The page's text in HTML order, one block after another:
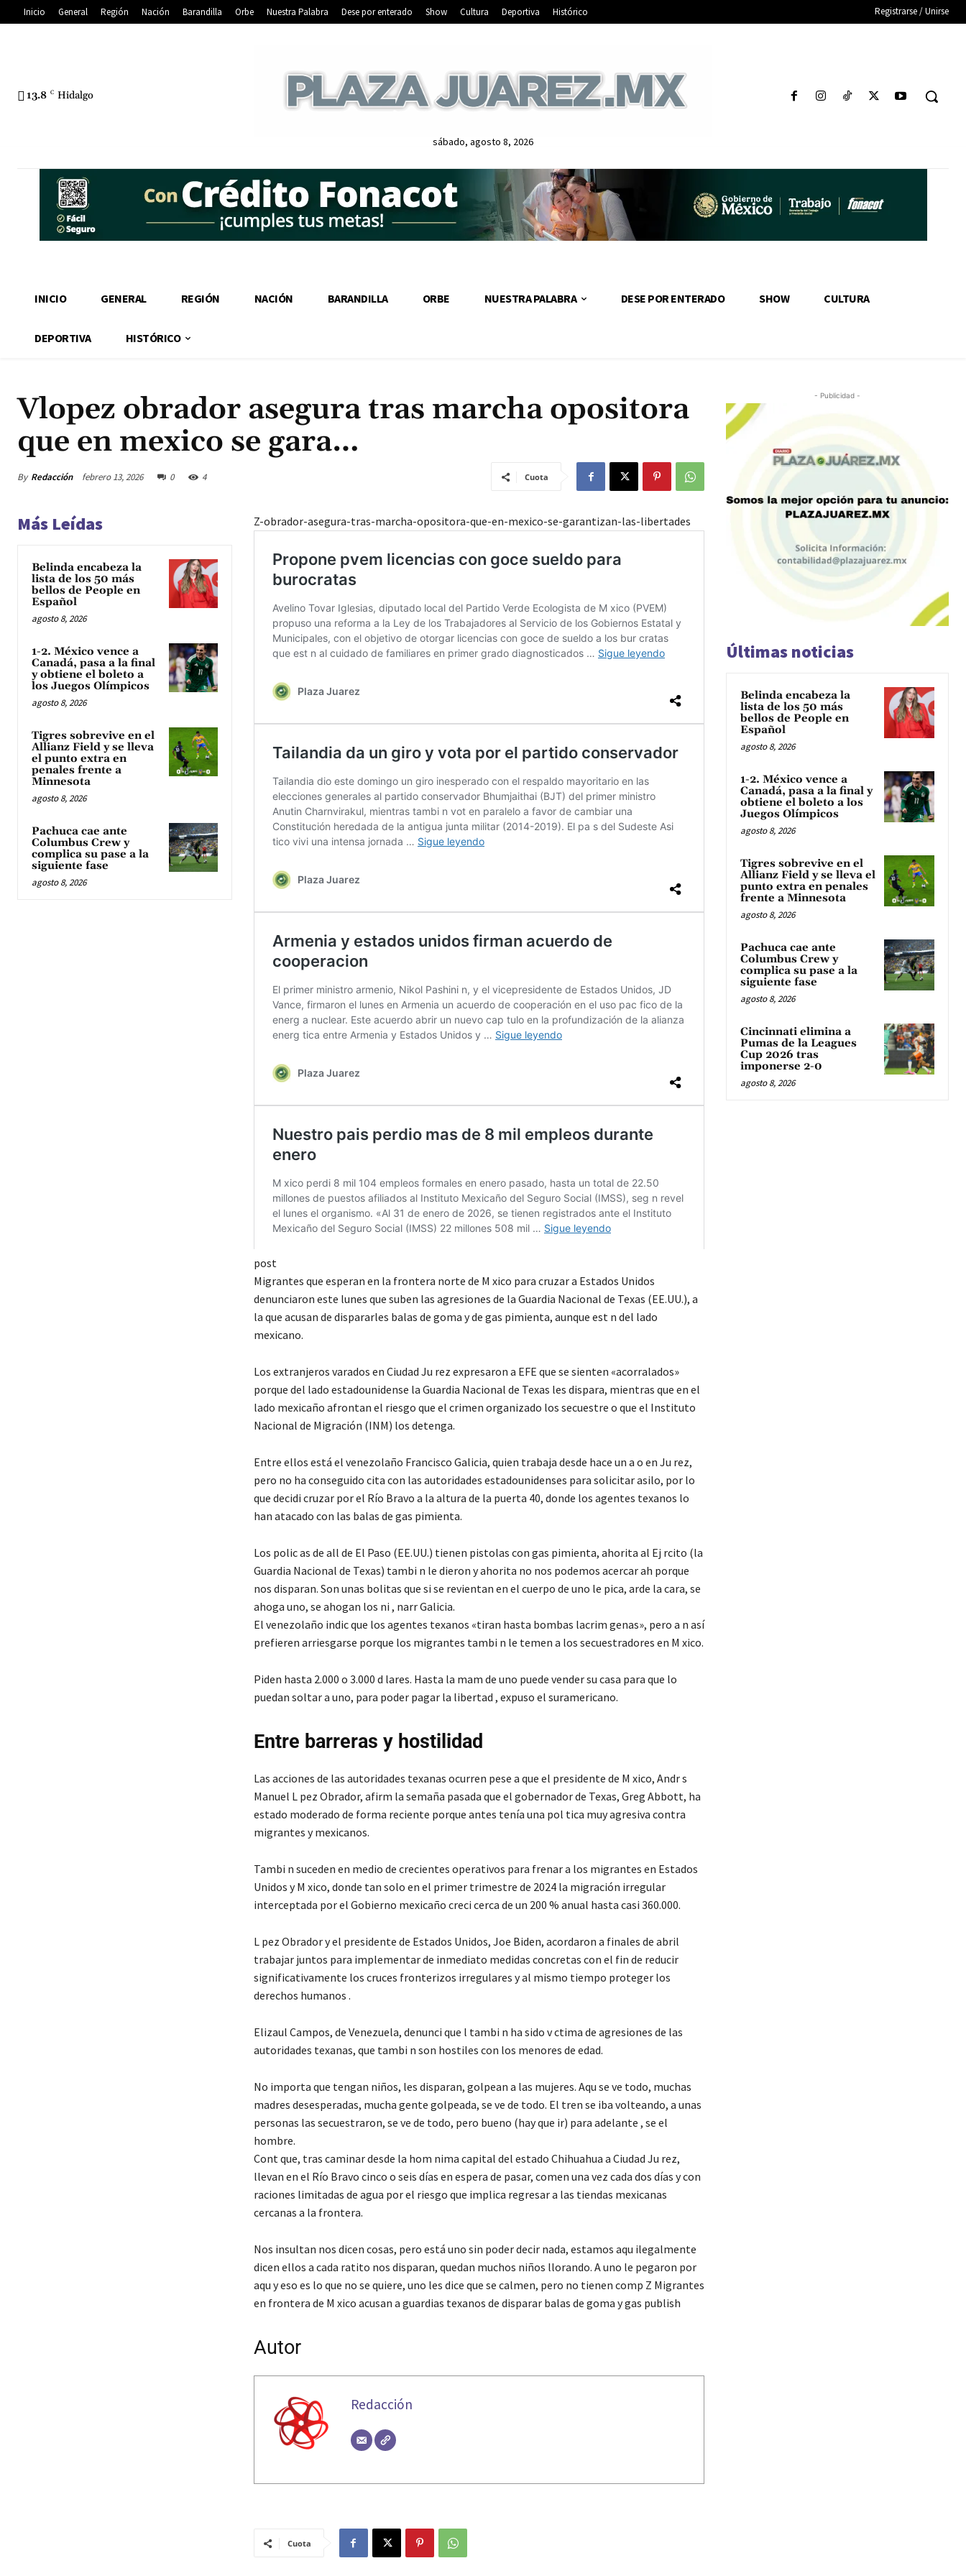
Inicio General Región Nación Barandilla Orbe Nuestra Palabra Dese por enterado Show Cultura Deportiva Histórico Registrarse / Unirse
13.8 C Hidalgo
sábado, agosto 8, 2026
INICIO GENERAL REGIÓN NACIÓN BARANDILLA ORBE NUESTRA PALABRA DESE POR ENTERADO SHOW CULTURA
DEPORTIVA HISTÓRICO
Vlopez obrador asegura tras marcha opositora
que en mexico se gara…
By Redacción febrero 13, 2026 0 4 Cuota
Más Leídas
Belinda encabeza la
lista de los 50 más
bellos de People en
Español
agosto 8, 2026
1-2. México vence a
Canadá, pasa a la final
y obtiene el boleto a
los Juegos Olímpicos
agosto 8, 2026
Tigres sobrevive en el
Allianz Field y se lleva
el punto extra en
penales frente a
Minnesota
agosto 8, 2026
Pachuca cae ante
Columbus Crew y
complica su pase a la
siguiente fase
agosto 8, 2026
Z-obrador-asegura-tras-marcha-opositora-que-en-mexico-se-garantizan-las-libertades
post
Migrantes que esperan en la frontera norte de M xico para cruzar a Estados Unidos
denunciaron este lunes que suben las agresiones de la Guardia Nacional de Texas (EE.UU.), a
la que acusan de dispararles balas de goma y de gas pimienta, aunque est n del lado
mexicano.
Los extranjeros varados en Ciudad Ju rez expresaron a EFE que se sienten «acorralados»
porque del lado estadounidense la Guardia Nacional de Texas les dispara, mientras que en el
lado mexicaño afrontan el riesgo que el crimen organizado los secuestre o que el Instituto
Nacional de Migración (INM) los detenga.
Entre ellos está el venezolaño Francisco Galicia, quien trabaja desde hace un a o en Ju rez,
pero no ha conseguido cita con las autoridades estadounidenses para solicitar asilo, por lo
que decidi cruzar por el Río Bravo a la altura de la puerta 40, donde los agentes texanos lo
han atacado con las balas de gas pimienta.
Los polic as de all de El Paso (EE.UU.) tienen pistolas con gas pimienta, ahorita al Ej rcito (la
Guardia Nacional de Texas) tambi n le dieron y ahorita no nos podemos acercar ah porque
nos disparan. Son unas bolitas que si se revientan en el cuerpo de uno le pica, arde la cara, se
ahoga uno, se ahogan los ni , narr Galicia.
El venezolaño indic que los agentes texanos «tiran hasta bombas lacrim genas», pero a n así
prefieren arriesgarse porque los migrantes tambi n le temen a los secuestradores en M xico.
Piden hasta 2.000 o 3.000 d lares. Hasta la mam de uno puede vender su casa para que lo
puedan soltar a uno, para poder pagar la libertad , expuso el suramericano.
Entre barreras y hostilidad
Las acciones de las autoridades texanas ocurren pese a que el presidente de M xico, Andr s
Manuel L pez Obrador, afirm la semaña pasada que el gobernador de Texas, Greg Abbott, ha
estado moderado de forma reciente porque antes tenía una pol tica muy agresiva contra
migrantes y mexicanos.
Tambi n suceden en medio de crecientes operativos para frenar a los migrantes en Estados
Unidos y M xico, donde tan solo en el primer trimestre de 2024 la migración irregular
interceptada por el Gobierno mexicaño creci cerca de un 200 % anual hasta casi 360.000.
L pez Obrador y el presidente de Estados Unidos, Joe Biden, acordaron a finales de abril
trabajar juntos para implementar de inmediato medidas concretas con el fin de reducir
significativamente los cruces fronterizos irregulares y al mismo tiempo proteger los
derechos humanos .
Elizaul Campos, de Venezuela, denunci que l tambi n ha sido v ctima de agresiones de las
autoridades texanas, que tambi n son hostiles con los menores de edad.
No importa que tengan niños, les disparan, golpean a las mujeres. Aqu se ve todo, muchas
madres desesperadas, mucha gente golpeada, se ve de todo. El tren se iba volteando, a unas
personas las secuestraron, se ve de todo, pero bueno (hay que ir) para adelante , se el
hombre.
Cont que, tras caminar desde la hom nima capital del estado Chihuahua a Ciudad Ju rez,
llevan en el Río Bravo cinco o seis días en espera de pasar, comen una vez cada dos días y con
raciones limitadas de agua por el riesgo que implica regresar a las tiendas mexicanas
cercanas a la frontera.
Nos insultan nos dicen cosas, pero está uno sin poder decir nada, estamos aqu ilegalmente
dicen ellos a cada ratito nos disparan, quedan muchos niños llorando. A uno le pegaron por
aqu y eso es lo que no se quiere, uno les dice que se calmen, pero no tienen comp Z Migrantes
en frontera de M xico acusan a guardias texanos de disparar balas de goma y gas publish
Autor
Redacción
Cuota
- Publicidad -
Últimas noticias
Belinda encabeza la
lista de los 50 más
bellos de People en
Español
agosto 8, 2026
1-2. México vence a
Canadá, pasa a la final y
obtiene el boleto a los
Juegos Olímpicos
agosto 8, 2026
Tigres sobrevive en el
Allianz Field y se lleva el
punto extra en penales
frente a Minnesota
agosto 8, 2026
Pachuca cae ante
Columbus Crew y
complica su pase a la
siguiente fase
agosto 8, 2026
Cincinnati elimina a
Pumas de la Leagues
Cup 2026 tras
imponerse 2-0
agosto 8, 2026